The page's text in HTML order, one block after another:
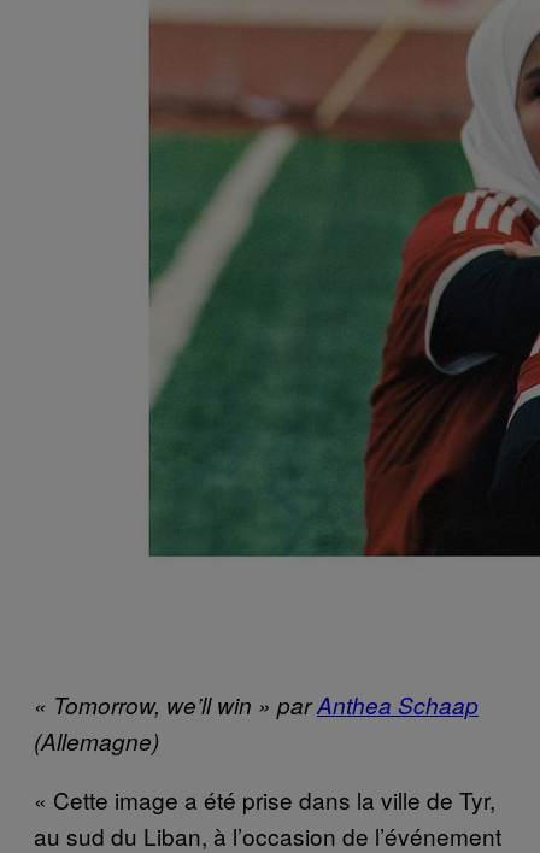
« Tomorrow, we’ll win » parAnthea Schaap
(Allemagne)
« Cette image a été prise dans la ville de Tyr,
au sud du Liban, à l’occasion de l’événement